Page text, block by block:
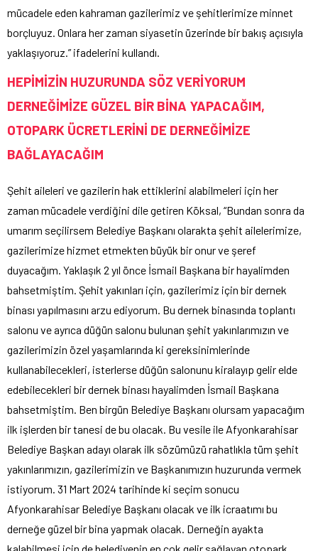
mücadele eden kahraman gazilerimiz ve şehitlerimize minnet
borçluyuz. Onlara her zaman siyasetin üzerinde bir bakış açısıyla
yaklaşıyoruz.” ifadelerini kullandı.
HEPİMİZİN HUZURUNDA SÖZ VERİYORUM
DERNEĞİMİZE GÜZEL BİR BİNA YAPACAĞIM,
OTOPARK ÜCRETLERİNİ DE DERNEĞİMİZE
BAĞLAYACAĞIM
Şehit aileleri ve gazilerin hak ettiklerini alabilmeleri için her
zaman mücadele verdiğini dile getiren Köksal, “Bundan sonra da
umarım seçilirsem Belediye Başkanı olarakta şehit ailelerimize,
gazilerimize hizmet etmekten büyük bir onur ve şeref
duyacağım. Yaklaşık 2 yıl önce İsmail Başkana bir hayalimden
bahsetmiştim. Şehit yakınları için, gazilerimiz için bir dernek
binası yapılmasını arzu ediyorum. Bu dernek binasında toplantı
salonu ve ayrıca düğün salonu bulunan şehit yakınlarımızın ve
gazilerimizin özel yaşamlarında ki gereksinimlerinde
kullanabilecekleri, isterlerse düğün salonunu kiralayıp gelir elde
edebilecekleri bir dernek binası hayalimden İsmail Başkana
bahsetmiştim. Ben birgün Belediye Başkanı olursam yapacağım
ilk işlerden bir tanesi de bu olacak. Bu vesile ile Afyonkarahisar
Belediye Başkan adayı olarak ilk sözümüzü rahatlıkla tüm şehit
yakınlarımızın, gazilerimizin ve Başkanımızın huzurunda vermek
istiyorum. 31 Mart 2024 tarihinde ki seçim sonucu
Afyonkarahisar Belediye Başkanı olacak ve ilk icraatımı bu
derneğe güzel bir bina yapmak olacak. Derneğin ayakta